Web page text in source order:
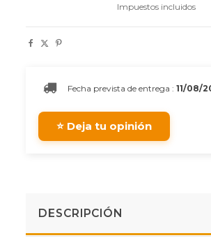
Impuestos incluidos
Fecha prevista de entrega :11/08/
⭐ Deja tu opinión
DESCRIPCIÓN